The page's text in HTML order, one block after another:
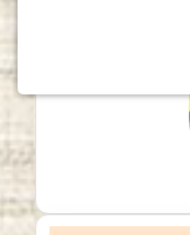
Cookies
básicas e são
Cookie